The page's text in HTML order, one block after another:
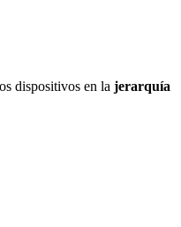
dispositivos en la jerarquía